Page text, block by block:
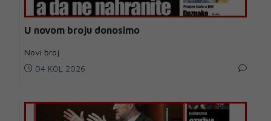
U novom broju donosimo
Novi broj
04 KOL 2026